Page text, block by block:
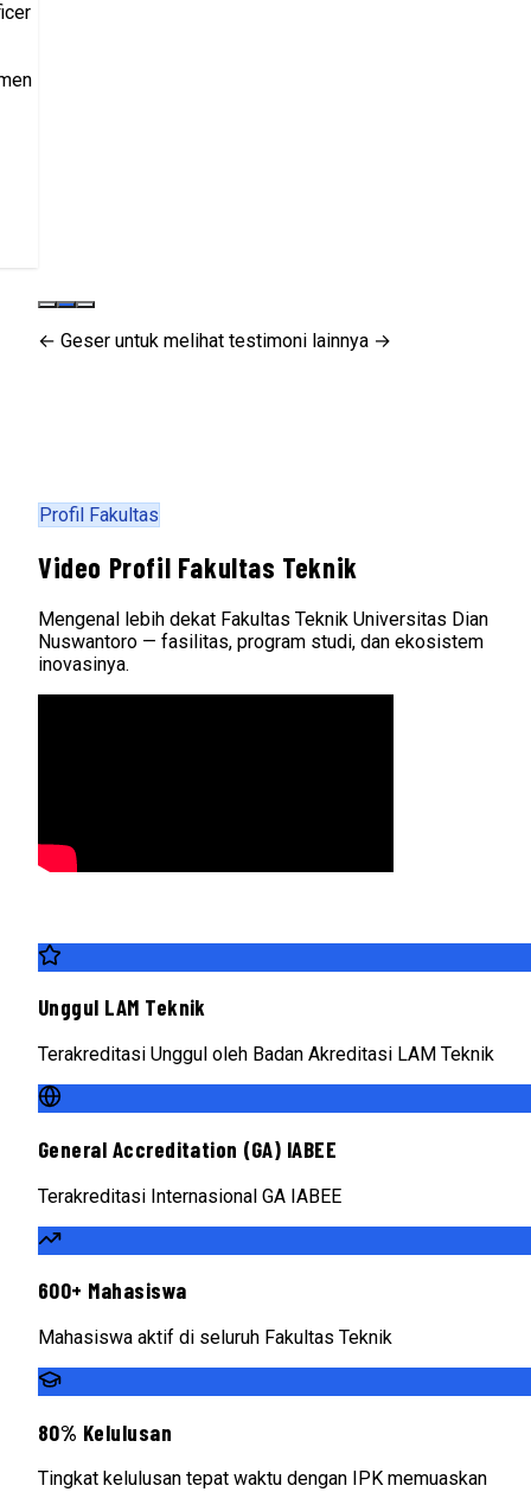
← Geser untuk melihat testimoni lainnya →
Profil Fakultas
Video Profil Fakultas Teknik
Mengenal lebih dekat Fakultas Teknik Universitas Dian
Nuswantoro — fasilitas, program studi, dan ekosistem
inovasinya.
Unggul LAM Teknik
Terakreditasi Unggul oleh Badan Akreditasi LAM Teknik
General Accreditation (GA) IABEE
Terakreditasi Internasional GA IABEE
600+ Mahasiswa
Mahasiswa aktif di seluruh Fakultas Teknik
80% Kelulusan
Tingkat kelulusan tepat waktu dengan IPK memuaskan